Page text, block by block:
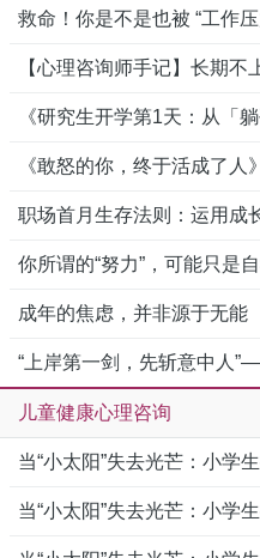
救命！你是不是也被 “工作压
【心理咨询师手记】长期不
《研究生开学第1天：从「
《敢怒的你，终于活成了人》
职场首月生存法则：运用成
你所谓的“努力”，可能只是
成年的焦虑，并非源于无能
“上岸第一剑，先斩意中人
儿童健康心理咨询
当“小太阳”失去光芒：小学
当“小太阳”失去光芒：小学